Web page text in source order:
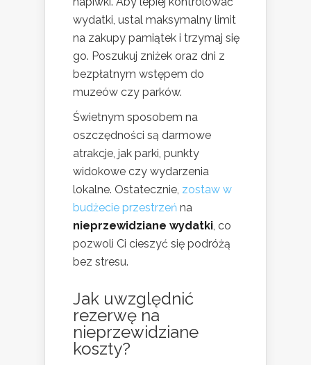
wydatki, ustal maksymalny limit
na zakupy pamiątek i trzymaj się
go. Poszukuj zniżek oraz dni z
bezpłatnym wstępem do
muzeów czy parków.
Świetnym sposobem na
oszczędności są darmowe
atrakcje, jak parki, punkty
widokowe czy wydarzenia
lokalne. Ostatecznie, zostaw w
budżecie przestrzeń na
nieprzewidziane wydatki , co
pozwoli Ci cieszyć się podróżą
bez stresu.
Jak uwzględnić
rezerwę na
nieprzewidziane
koszty?